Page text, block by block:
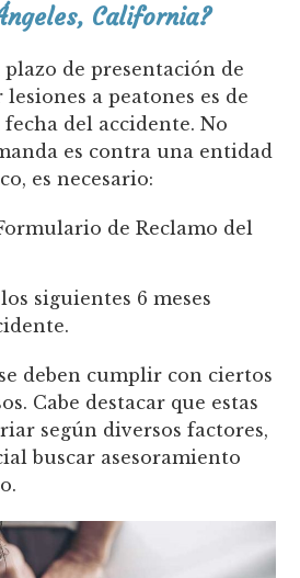
California?
de presentación de
a peatones es de
fecha del accidente. No
es contra una entidad
es necesario:
de Reclamo del
siguientes 6 meses
deben cumplir con ciertos
Cabe destacar que estas
según diversos factores,
buscar asesoramiento